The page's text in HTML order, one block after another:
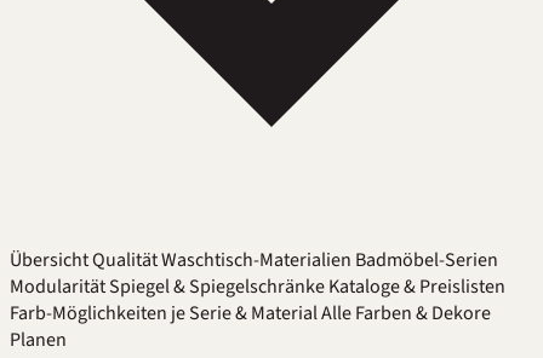
ÜbersichtQualitätWaschtisch-Materialien Badmöbel-Serien
ModularitätSpiegel & SpiegelschränkeKataloge & Preislisten
Farb-Möglichkeiten je Serie & MaterialAlle Farben & Dekore
Planen